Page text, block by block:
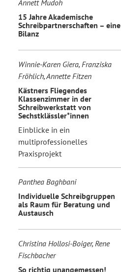
Annett Mudoh
15 Jahre Akademische
Schreibpartnerschaften – eine
Bilanz
Winnie-Karen Giera, Franziska
Fröhlich, Annette Fitzen
Kästners Fliegendes
Klassenzimmer in der
Schreibwerkstatt von
Sechstklässler*innen
Einblicke in ein
multiprofessionelles
Praxisprojekt
Panthea Baghbani
Individuelle Schreibgruppen
als Raum für Beratung und
Austausch
Christina Hollosi-Boiger, Rene
Fischbacher
So richtig unangemessen!